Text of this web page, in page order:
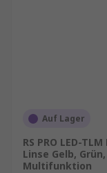
Auf Lager
RS PRO LED-
Linse Gelb,
Multifunktion